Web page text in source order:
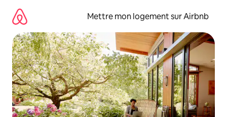
directement
contenu
Mettre mon logement sur Airbnb